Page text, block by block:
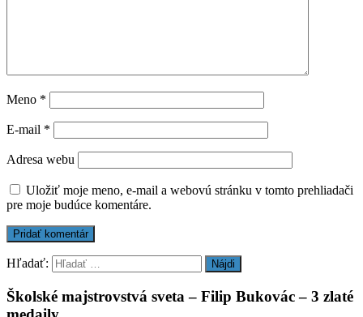
Meno *
E-mail *
Adresa webu
Uložiť moje meno, e-mail a webovú stránku v tomto prehliadači
pre moje budúce komentáre.
Hľadať:
Školské majstrovstvá sveta – Filip Bukovác – 3 zlaté